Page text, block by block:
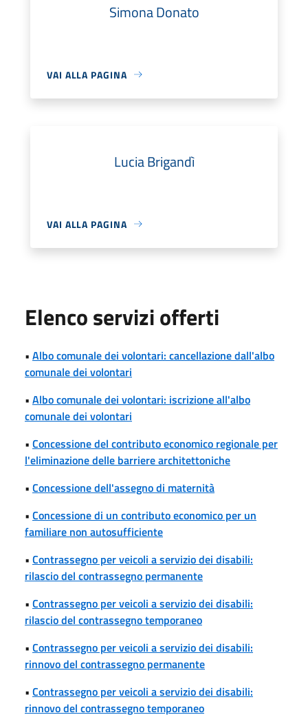
Simona Donato
VAI ALLA PAGINA
Lucia Brigandì
VAI ALLA PAGINA
Elenco servizi offerti
• Albo comunale dei volontari: cancellazione dall'albo
comunale dei volontari
• Albo comunale dei volontari: iscrizione all'albo
comunale dei volontari
• Concessione del contributo economico regionale per
l'eliminazione delle barriere architettoniche
• Concessione dell'assegno di maternità
• Concessione di un contributo economico per un
familiare non autosufficiente
• Contrassegno per veicoli a servizio dei disabili:
rilascio del contrassegno permanente
• Contrassegno per veicoli a servizio dei disabili:
rilascio del contrassegno temporaneo
• Contrassegno per veicoli a servizio dei disabili:
rinnovo del contrassegno permanente
• Contrassegno per veicoli a servizio dei disabili:
rinnovo del contrassegno temporaneo